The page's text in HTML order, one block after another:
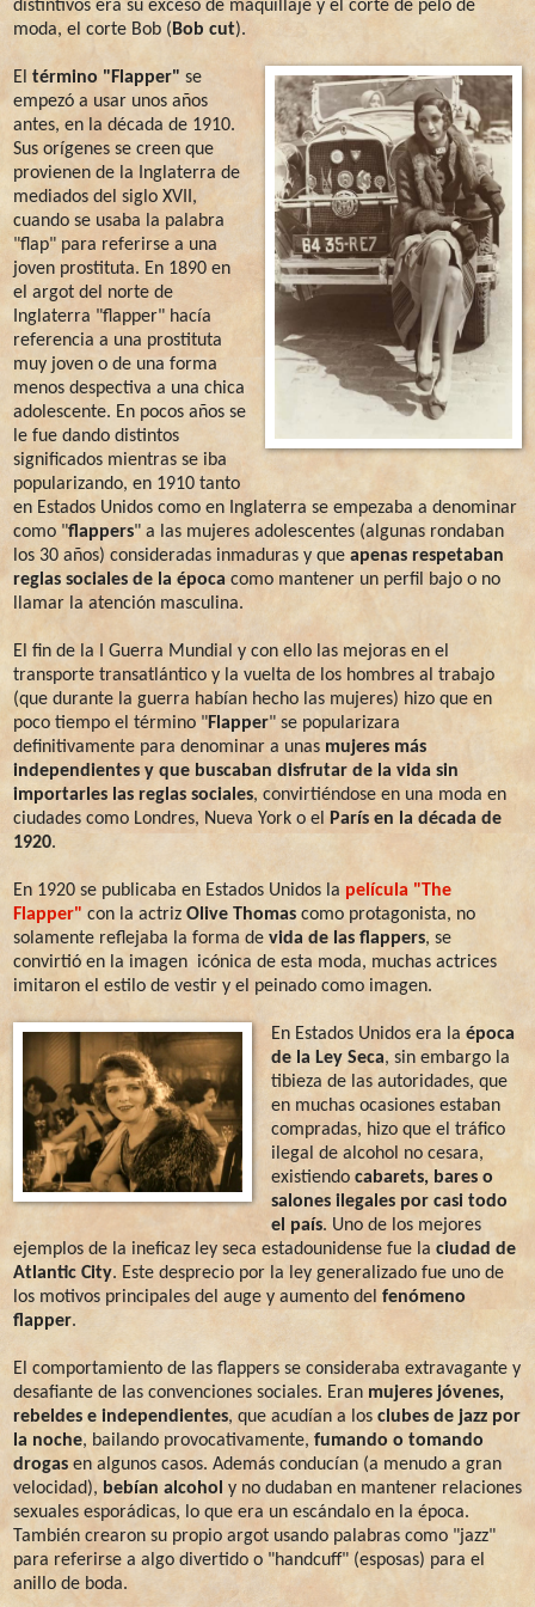
distintivos era su exceso de maquillaje y el corte de pelo de
moda, el corte Bob ( Bob cut).
El término "Flapper" se
empezó a usar unos años
antes, en la década de 1910.
Sus orígenes se creen que
provienen de la Inglaterra de
mediados del siglo XVII,
cuando se usaba la palabra
"flap" para referirse a una
joven prostituta. En 1890 en
el argot del norte de
Inglaterra "flapper" hacía
referencia a una prostituta
muy joven o de una forma
menos despectiva a una chica
adolescente. En pocos años se
le fue dando distintos
significados mientras se iba
popularizando, en 1910 tanto
en Estados Unidos como en Inglaterra se empezaba a denominar
como "flappers" a las mujeres adolescentes (algunas rondaban
los 30 años) consideradas inmaduras y que apenas respetaban
reglas sociales de la época como mantener un perfil bajo o no
llamar la atención masculina.
El fin de la I Guerra Mundial y con ello las mejoras en el
transporte transatlántico y la vuelta de los hombres al trabajo
(que durante la guerra habían hecho las mujeres) hizo que en
poco tiempo el término "Flapper" se popularizara
definitivamente para denominar a unas mujeres más
independientes y que buscaban disfrutar de la vida sin
importarles las reglas sociales, convirtiéndose en una moda en
ciudades como Londres, Nueva York o el
París en la década de
1920.
En 1920 se publicaba en Estados Unidos la película "The
Flapper" con la actriz Olive Thomas como protagonista, no
solamente reflejaba la forma de vida de las flappers, se
convirtió en la imagen icónica de esta moda, muchas actrices
imitaron el estilo de vestir y el peinado como imagen.
En Estados Unidos era la época
de la Ley Seca, sin embargo la
tibieza de las autoridades, que
en muchas ocasiones estaban
compradas, hizo que el tráfico
ilegal de alcohol no cesara,
existiendo cabarets, bares o
salones ilegales por casi todo
el país. Uno de los mejores
ejemplos de la ineficaz ley seca estadounidense fue la ciudad de
Atlantic City. Este desprecio por la ley generalizado fue uno de
los motivos principales del auge y aumento del fenómeno
flapper.
El comportamiento de las flappers se consideraba extravagante y
desafiante de las convenciones sociales. Eran mujeres jóvenes,
rebeldes e independientes, que acudían a los clubes de jazz por
la noche, bailando provocativamente, fumando o tomando
drogas en algunos casos. Además conducían (a menudo a gran
velocidad), bebían alcohol y no dudaban en mantener relaciones
sexuales esporádicas, lo que era un escándalo en la época.
También crearon su propio argot usando palabras como "jazz"
para referirse a algo divertido o "handcuff" (esposas) para el
anillo de boda.